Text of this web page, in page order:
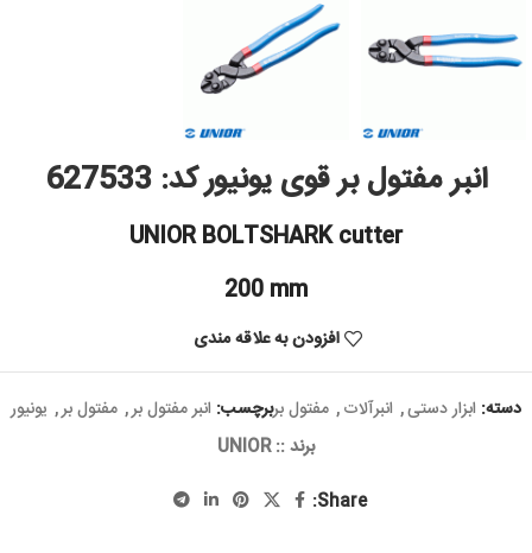
انبر مفتول بر قوی یونیور کد: 627533
UNIOR BOLTSHARK cutter
200 mm
افزودن به علاقه مندی
دسته: ابزار دستی, انبرآلات, مفتول بربرچسب: انبر مفتول بر, مفتول بر, یونیور
برند ::UNIOR
Share: